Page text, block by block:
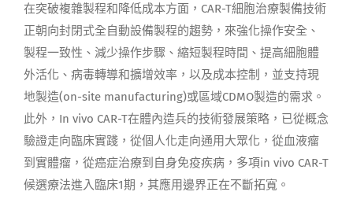
在突破複雜製程和降低成本方面，CAR-T細胞治療製備技術
正朝向封閉式全自動設備製程的趨勢，來強化操作安全、
製程一致性、減少操作步驟、縮短製程時間、提高細胞體
外活化、病毒轉導和擴增效率，以及成本控制，並支持現
地製造(on-site manufacturing)或區域CDMO製造的需求。
此外，In vivo CAR-T在體內造兵的技術發展策略，已從概念
驗證走向臨床實踐，從個人化走向通用大眾化，從血液瘤
到實體瘤，從癌症治療到自身免疫疾病，多項in vivo CAR-T
候選療法進入臨床1期，其應用邊界正在不斷拓寬。